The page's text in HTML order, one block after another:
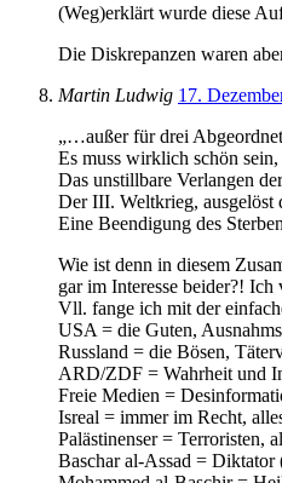
(Weg)erklärt wurde diese
Die Diskrepanzen waren
Martin Ludwig 17.
„…außer für drei
Es muss wirklich schön
Das unstillbare Verlangen
Der III. Weltkrieg, ausgelöst
Eine Beendigung des
Wie ist denn in diesem
gar im Interesse beider?!
Vll. fange ich mit der
USA = die Guten,
Russland = die Bösen,
ARD/ZDF = Wahrheit und
Freie Medien =
Isreal = immer im Recht,
Palästinenser = Terroristen,
Baschar al-Assad = Diktator